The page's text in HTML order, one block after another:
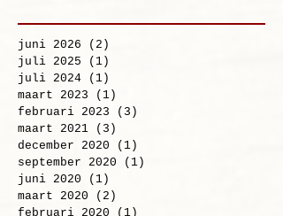
Archief
juni 2026 (2)
juli 2025
(1) 1 post
juli 2024
(1) 1 post
maart 2023
(1)
februari 2023
(3)
maart 2021
(3) 3 posts
december 2020
september 2020
juni 2020
(1) 1 post